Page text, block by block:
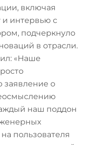
включая
и интервью с
подчеркнуло
в отрасли.
«Наше
заявление о
наш поддон
пользователя